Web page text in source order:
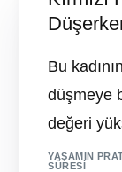
Bu
düşmeye
değeri
YAŞAMIN
SÜRESI